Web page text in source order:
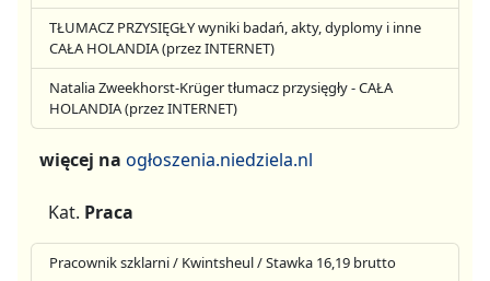
TŁUMACZ PRZYSIĘGŁY wyniki badań, akty, dyplomy i inne
CAŁA HOLANDIA (przez INTERNET)
Natalia Zweekhorst-Krüger tłumacz przysięgły - CAŁA
HOLANDIA (przez INTERNET)
więcej na ogłoszenia.niedziela.nl
Kat. Praca
Pracownik szklarni / Kwintsheul / Stawka 16,19 brutto